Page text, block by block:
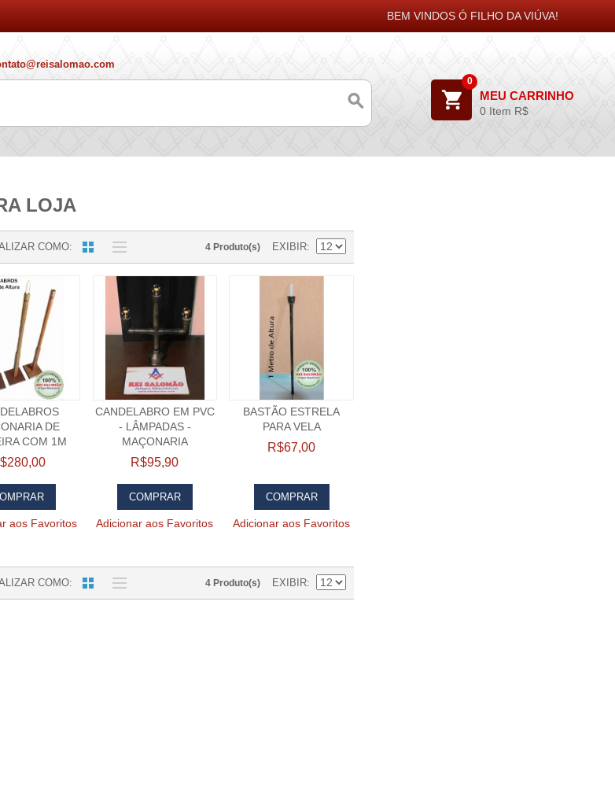
BEM VINDOS Ó FILHO DA VIÚVA!
0
MEU CARRINHO
0 Item R$
LOJA
COMO 4 Produto(s) EXIBIR
DE
COM 1M
aos Favoritos
CANDELABRO EM PVC
- LÂMPADAS -
MAÇONARIA
R$95,90
COMPRAR
Adicionar aos Favoritos
BASTÃO ESTRELA
PARA VELA
R$67,00
COMPRAR
Adicionar aos Favoritos
COMO 4 Produto(s) EXIBIR